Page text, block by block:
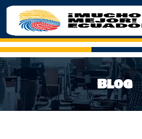
Blog